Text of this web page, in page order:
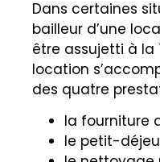
Dans certaines
bailleur d’une
être assujetti à la
location
des quatre
la fourniture
le petit-